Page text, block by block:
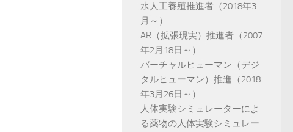
水人工養殖推進者（2018年3
月～）
AR（拡張現実）推進者（2007
年2月18日～）
バーチャルヒューマン（デジ
タルヒューマン）推進（2018
年3月26日～）
人体実験シミュレーターによ
る薬物の人体実験シミュレー